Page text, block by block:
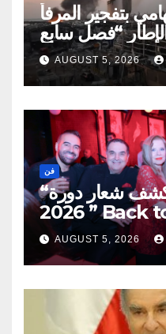
بتفجير المرفأ
“فصل سابع
ونصف”
AUGUST 5, 2026
فن
“الموركس دور” يكشف شعار دورة
2026 ” Back to the Roots…
Eye on the
AUGUST 5, 2026